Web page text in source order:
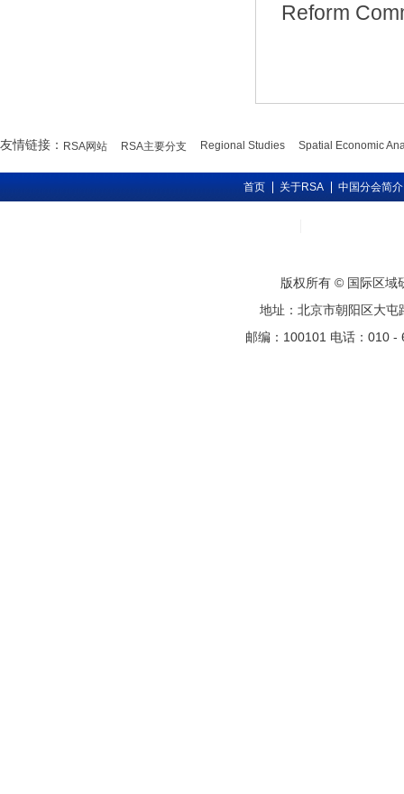
Reform
友情链接： RSA网站 RSA主要分支 Regional Studies Spatial Economic
首页 关于RSA 中国分会简介
版权所有 © 国际区
地址：北京市朝阳区大
邮编：100101 电话：010